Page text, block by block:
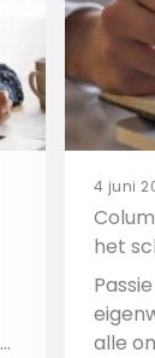
4 juni
het
alle